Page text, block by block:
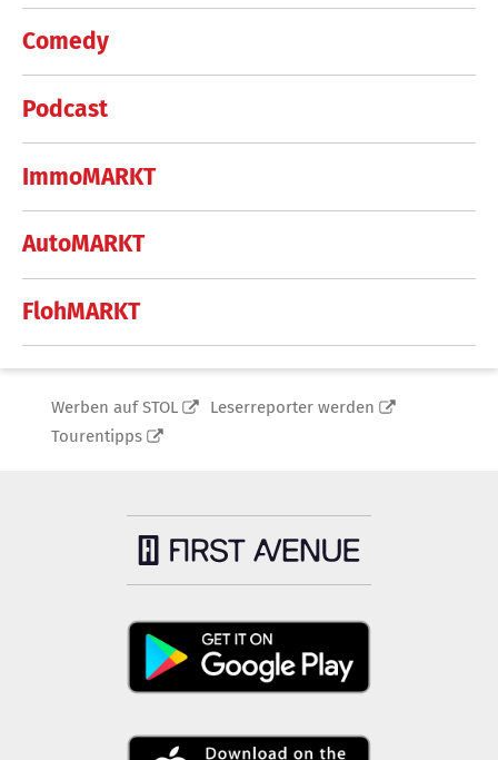
Comedy
Podcast
ImmoMARKT
AutoMARKT
FlohMARKT
Werben auf STOL
Leserreporter werden
Tourentipps